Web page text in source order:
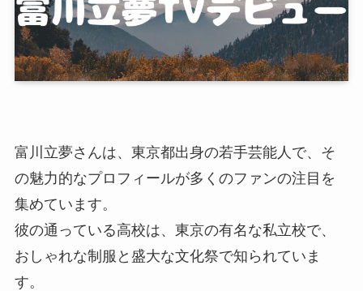
富川立夢さんは、東京都出身の若手芸能人で、そ
の魅力的なプロフィールが多くのファンの注目を
集めています。
彼の通っている高校は、東京の有名な私立校で、
おしゃれな制服と盛大な文化祭で知られていま
す。